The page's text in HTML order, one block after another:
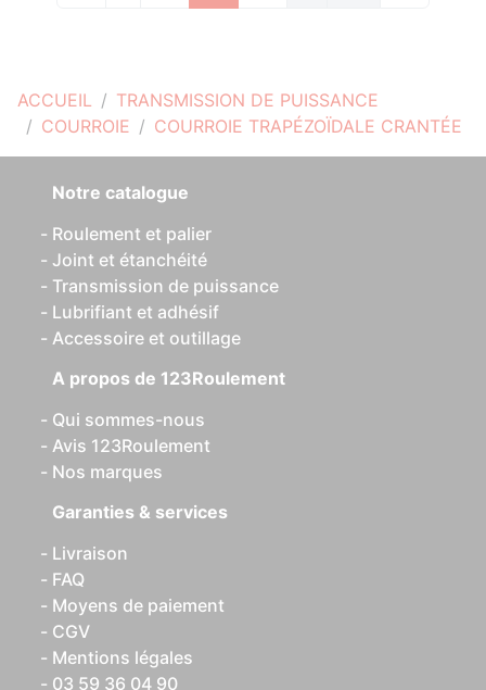
ACCUEIL
TRANSMISSION DE PUISSANCE
COURROIE
COURROIE TRAPÉZOÏDALE CRANTÉE
Notre catalogue
Roulement et palier
Joint et étanchéité
Transmission de puissance
Lubrifiant et adhésif
Accessoire et outillage
A propos de 123Roulement
Qui sommes-nous
Avis 123Roulement
Nos marques
Garanties & services
Livraison
FAQ
Moyens de paiement
CGV
Mentions légales
03 59 36 04 90